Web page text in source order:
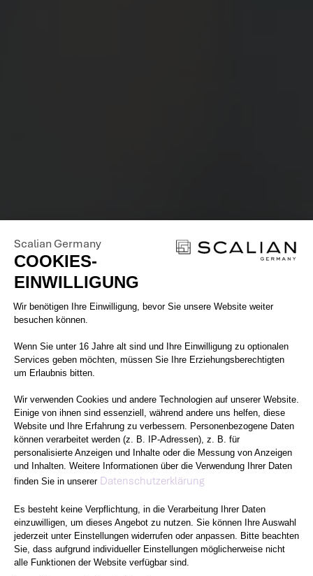
Scalian Germany
COOKIES-
EINWILLIGUNG
Einwilligungsmanagementplattform:
Wir benötigen Ihre Einwilligung, bevor Sie unsere Website weiter
besuchen können.
Wenn Sie unter 16 Jahre alt sind und Ihre Einwilligung zu optionalen
Services geben möchten, müssen Sie Ihre Erziehungsberechtigten
um Erlaubnis bitten.
Wir verwenden Cookies und andere Technologien auf unserer Website.
Einige von ihnen sind essenziell, während andere uns helfen, diese
Website und Ihre Erfahrung zu verbessern. Personenbezogene Daten
können verarbeitet werden (z. B. IP-Adressen), z. B. für
personalisierte Anzeigen und Inhalte oder die Messung von Anzeigen
und Inhalten. Weitere Informationen über die Verwendung Ihrer Daten
finden Sie in unserer Datenschutzerklärung
Es besteht keine Verpflichtung, in die Verarbeitung Ihrer Daten
einzuwilligen, um dieses Angebot zu nutzen. Sie können Ihre Auswahl
jederzeit unter Einstellungen widerrufen oder anpassen. Bitte beachten
Sie, dass aufgrund individueller Einstellungen möglicherweise nicht
alle Funktionen der Website verfügbar sind.
Axeptio consent